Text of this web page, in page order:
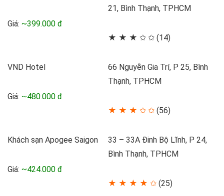
Giá: ~399.000 đ
21, Bình Thạnh, TPHCM
★ ★ ★ ✩ ✩ (14)
VND Hotel
Giá: ~480.000 đ
66 Nguyễn Gia Trí, P 25, Bình
Thạnh, TPHCM
★ ★ ★ ✩ ✩ (56)
Khách sạn Apogee Saigon
Giá: ~424.000 đ
33 – 33A Đinh Bộ Lĩnh, P 24,
Bình Thạnh, TPHCM
★ ★ ★ ★ ✩ (25)